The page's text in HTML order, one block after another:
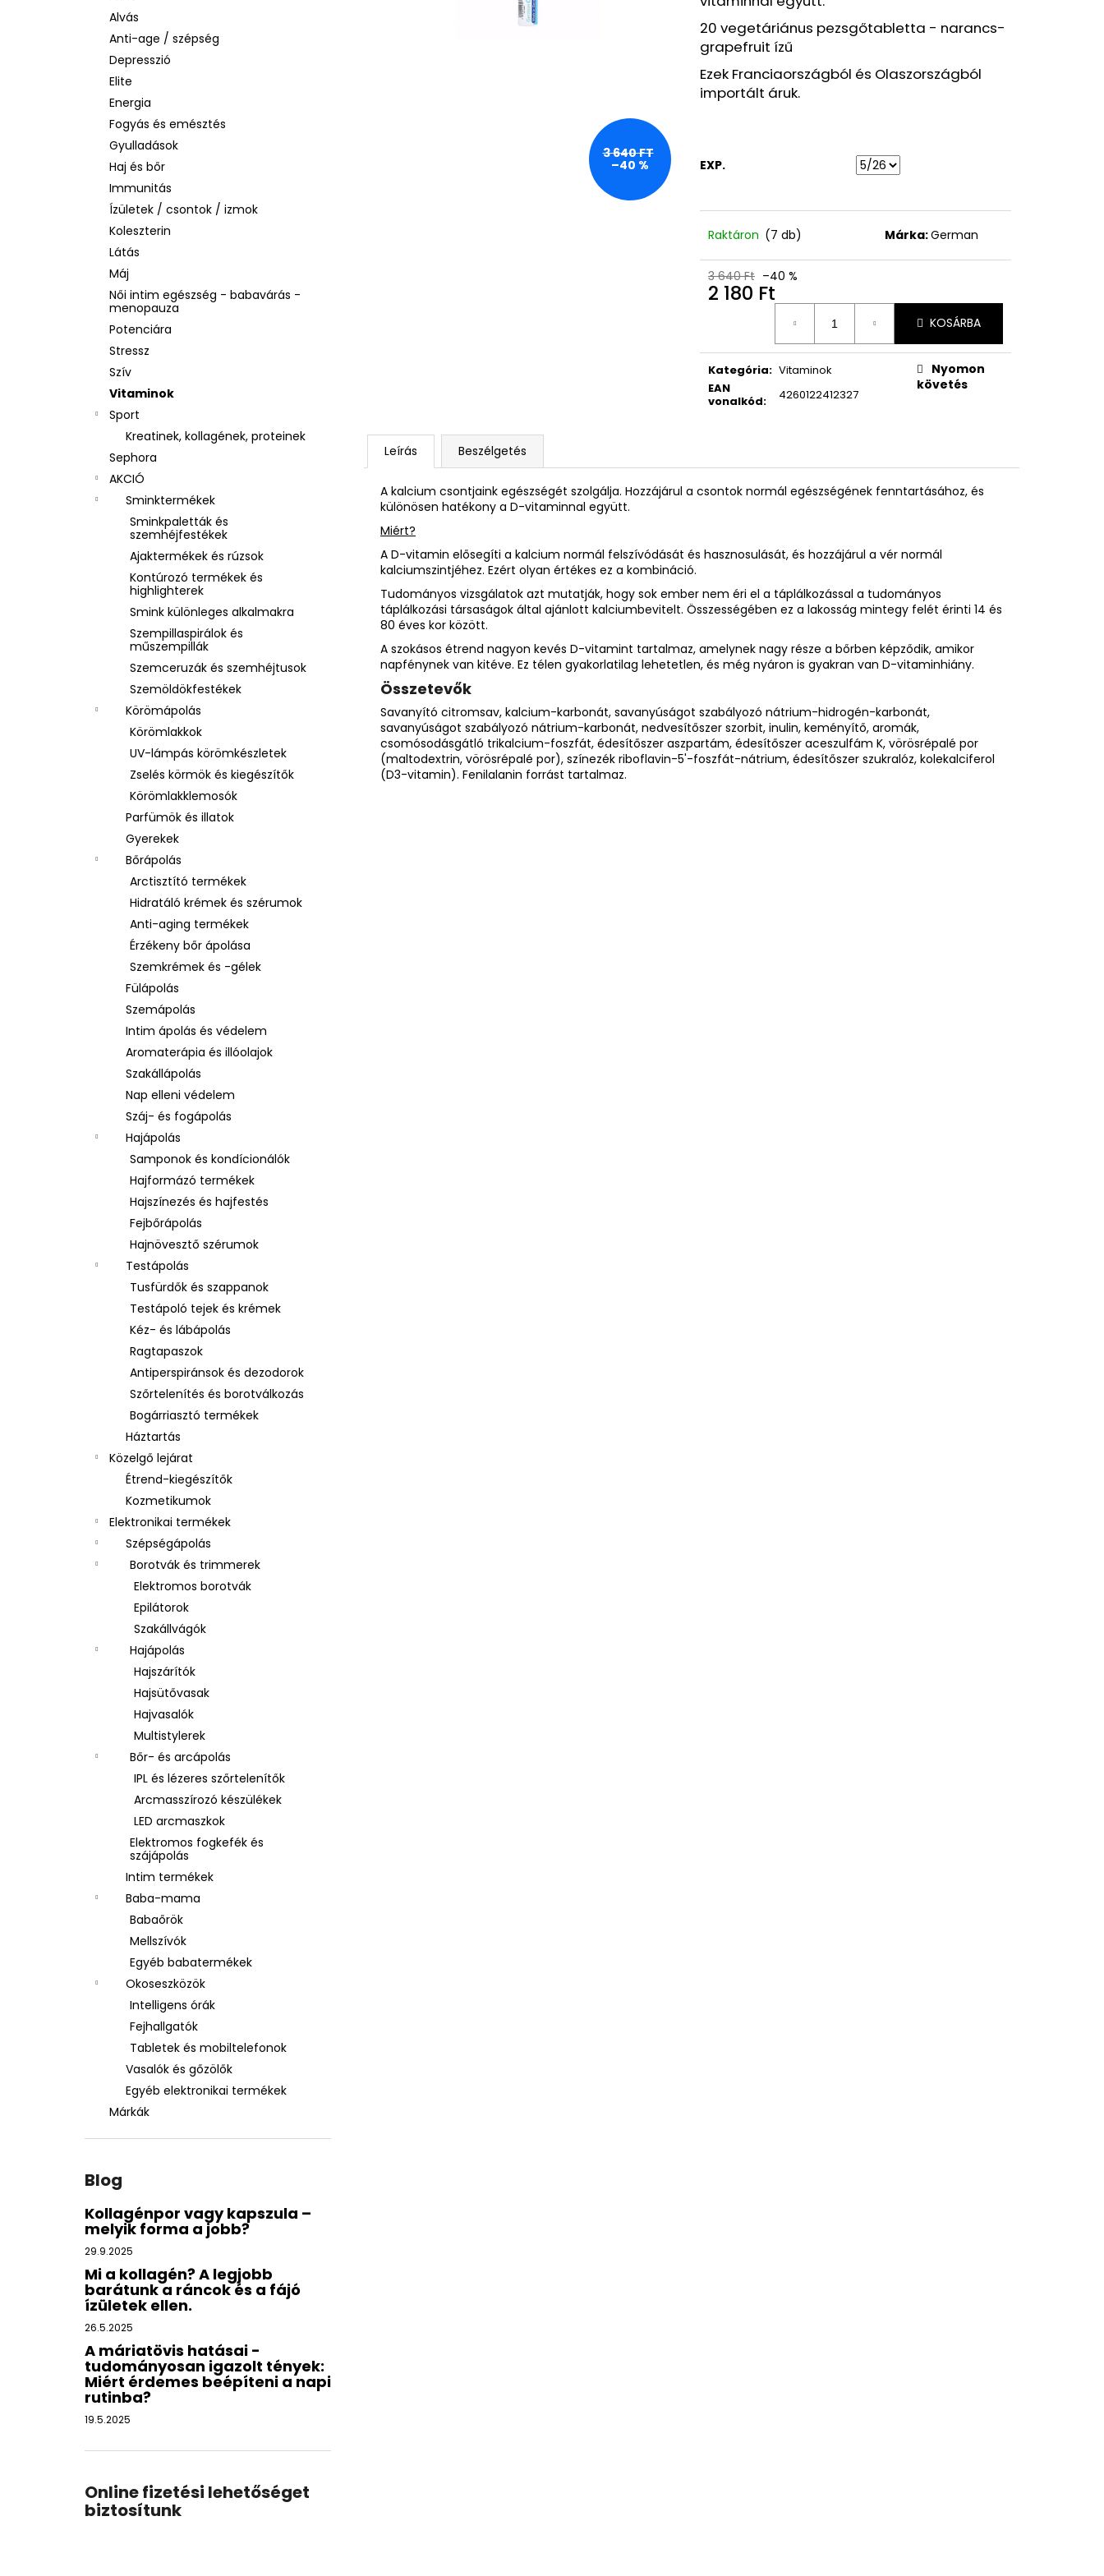
Alvás
Anti-age / szépség
Depresszió
Elite
Energia
Fogyás és emésztés
Gyulladások
Haj és bőr
Immunitás
Ízületek / csontok / izmok
Koleszterin
Látás
Máj
Női intim egészség - babavárás -
menopauza
Potenciára
Stressz
Szív
Vitaminok
Sport
Kreatinek, kollagének, proteinek
Sephora
AKCIÓ
Sminktermékek
Sminkpaletták és
szemhéjfestékek
Ajaktermékek és rúzsok
Kontúrozó termékek és
highlighterek
Smink különleges alkalmakra
Szempillaspirálok és
műszempillák
Szemceruzák és szemhéjtusok
Szemöldökfestékek
Körömápolás
Körömlakkok
UV-lámpás körömkészletek
Zselés körmök és kiegészítők
Körömlakklemosók
Parfümök és illatok
Gyerekek
Bőrápolás
Arctisztító termékek
Hidratáló krémek és szérumok
Anti-aging termékek
Érzékeny bőr ápolása
Szemkrémek és -gélek
Fülápolás
Szemápolás
Intim ápolás és védelem
Aromaterápia és illóolajok
Szakállápolás
Nap elleni védelem
Száj- és fogápolás
Hajápolás
Samponok és kondícionálók
Hajformázó termékek
Hajszínezés és hajfestés
Fejbőrápolás
Hajnövesztő szérumok
Testápolás
Tusfürdők és szappanok
Testápoló tejek és krémek
Kéz- és lábápolás
Ragtapaszok
Antiperspiránsok és dezodorok
Szőrtelenítés és borotválkozás
Bogárriasztó termékek
Háztartás
Közelgő lejárat
Étrend-kiegészítők
Kozmetikumok
Elektronikai termékek
Szépségápolás
Borotvák és trimmerek
Elektromos borotvák
Epilátorok
Szakállvágók
Hajápolás
Hajszárítók
Hajsütővasak
Hajvasalók
Multistylerek
Bőr- és arcápolás
IPL és lézeres szőrtelenítők
Arcmasszírozó készülékek
LED arcmaszkok
Elektromos fogkefék és
szájápolás
Intim termékek
Baba-mama
Babaőrök
Mellszívók
Egyéb babatermékek
Okoseszközök
Intelligens órák
Fejhallgatók
Tabletek és mobiltelefonok
Vasalók és gőzölők
Egyéb elektronikai termékek
Márkák
Blog
Kollagénpor vagy kapszula –
melyik forma a jobb?
29.9.2025
Mi a kollagén? A legjobb
barátunk a ráncok és a fájó
ízületek ellen.
26.5.2025
A máriatövis hatásai -
tudományosan igazolt tények:
Miért érdemes beépíteni a napi
rutinba?
19.5.2025
Online fizetési lehetőséget
biztosítunk
20 vegetáriánus pezsgőtabletta - narancs-
grapefruit ízű
Ezek Franciaországból és Olaszországból
importált áruk.
EXP.
Raktáron (7 db) Márka:German
3 640 Ft –40 %
2 180 Ft
KOSÁRBA
Kategória: Vitaminok
EAN
vonalkód: 4260122412327
Nyomon
követés
3 640 FT
–40 %
Leírás Beszélgetés
A kalcium csontjaink egészségét szolgálja. Hozzájárul a csontok normál egészségének fenntartásához, és
különösen hatékony a D-vitaminnal együtt.
Miért?
A D-vitamin elősegíti a kalcium normál felszívódását és hasznosulását, és hozzájárul a vér normál
kalciumszintjéhez. Ezért olyan értékes ez a kombináció.
Tudományos vizsgálatok azt mutatják, hogy sok ember nem éri el a táplálkozással a tudományos
táplálkozási társaságok által ajánlott kalciumbevitelt. Összességében ez a lakosság mintegy felét érinti 14 és
80 éves kor között.
A szokásos étrend nagyon kevés D-vitamint tartalmaz, amelynek nagy része a bőrben képződik, amikor
napfénynek van kitéve. Ez télen gyakorlatilag lehetetlen, és még nyáron is gyakran van D-vitaminhiány.
Összetevők
Savanyító citromsav, kalcium-karbonát, savanyúságot szabályozó nátrium-hidrogén-karbonát,
savanyúságot szabályozó nátrium-karbonát, nedvesítőszer szorbit, inulin, keményítő, aromák,
csomósodásgátló trikalcium-foszfát, édesítőszer aszpartám, édesítőszer aceszulfám K, vörösrépalé por
(maltodextrin, vörösrépalé por), színezék riboflavin-5'-foszfát-nátrium, édesítőszer szukralóz, kolekalciferol
(D3-vitamin). Fenilalanin forrást tartalmaz.
BIODERMA PHOTODERM AQUAFLUID
INVISIBLE SPF 50+ – LÁTHATATLAN
ARCVÉDŐ KRÉM, 40 ML
2 480 Ft
Korábbi: 6 870 Ft
BEAUTY OF JOSEON HIDRATÁLÓ SZÉRUM
NAPVÉDŐVEL ÉS GINSENGGEL, SPF 50+
LA ROCHE-POSAY VÍZÁLLÓ
SZEMPILLASPIRÁL, FEKETE, 7,6 ML
7 520 Ft